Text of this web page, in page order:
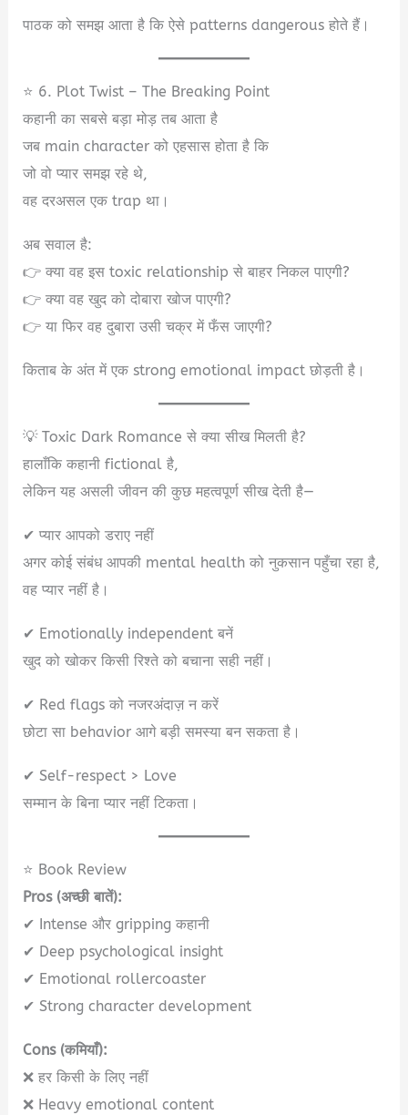
पाठक को समझ आता है कि ऐसे patterns dangerous होते हैं।
⭐ 6. Plot Twist – The Breaking Point
कहानी का सबसे बड़ा मोड़ तब आता है
जब main character को एहसास होता है कि
जो वो प्यार समझ रहे थे,
वह दरअसल एक trap था।
अब सवाल है:
👉 क्या वह इस toxic relationship से बाहर निकल पाएगी?
👉 क्या वह खुद को दोबारा खोज पाएगी?
👉 या फिर वह दुबारा उसी चक्र में फँस जाएगी?
किताब के अंत में एक strong emotional impact छोड़ती है।
💡 Toxic Dark Romance से क्या सीख मिलती है?
हालाँकि कहानी fictional है,
लेकिन यह असली जीवन की कुछ महत्वपूर्ण सीख देती है—
✔ प्यार आपको डराए नहीं
अगर कोई संबंध आपकी mental health को नुकसान पहुँचा रहा है,
वह प्यार नहीं है।
✔ Emotionally independent बनें
खुद को खोकर किसी रिश्ते को बचाना सही नहीं।
✔ Red flags को नजरअंदाज़ न करें
छोटा सा behavior आगे बड़ी समस्या बन सकता है।
✔ Self-respect > Love
सम्मान के बिना प्यार नहीं टिकता।
⭐ Book Review
Pros (अच्छी बातें):
✔ Intense और gripping कहानी
✔ Deep psychological insight
✔ Emotional rollercoaster
✔ Strong character development
Cons (कमियाँ):
❌ हर किसी के लिए नहीं
❌ Heavy emotional content